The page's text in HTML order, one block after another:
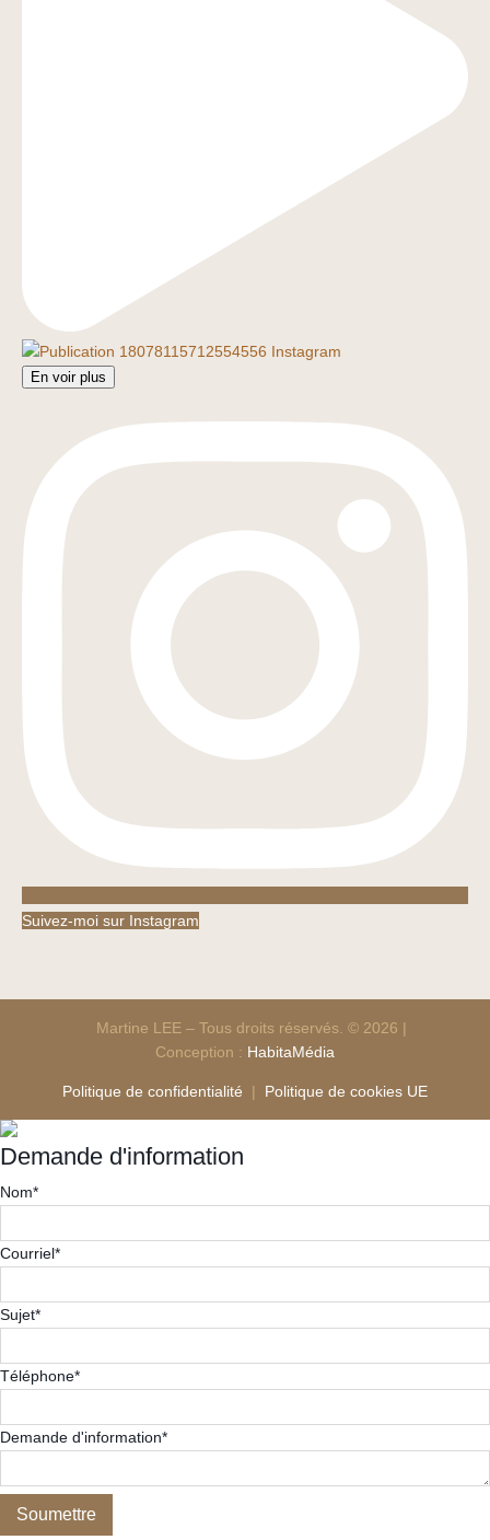
En voir plus
Suivez-moi sur Instagram
Martine LEE – Tous droits réservés. © 2026 |
Conception : HabitaMédia
Politique de confidentialité | Politique de cookies UE
Demande d'information
Nom*
Courriel*
Sujet*
Téléphone*
Demande d'information*
Soumettre